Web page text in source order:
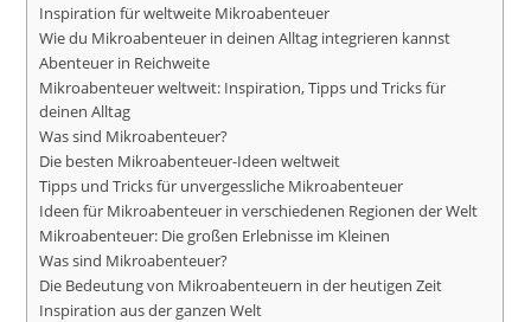
Inspiration für weltweite Mikroabenteuer
Wie du Mikroabenteuer in deinen Alltag integrieren kannst
Abenteuer in Reichweite
Mikroabenteuer weltweit: Inspiration, Tipps und Tricks für
deinen Alltag
Was sind Mikroabenteuer?
Die besten Mikroabenteuer-Ideen weltweit
Tipps und Tricks für unvergessliche Mikroabenteuer
Ideen für Mikroabenteuer in verschiedenen Regionen der Welt
Mikroabenteuer: Die großen Erlebnisse im Kleinen
Was sind Mikroabenteuer?
Die Bedeutung von Mikroabenteuern in der heutigen Zeit
Inspiration aus der ganzen Welt